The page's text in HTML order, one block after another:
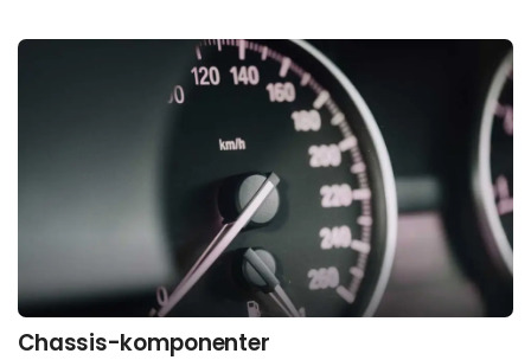
Chassis-komponenter